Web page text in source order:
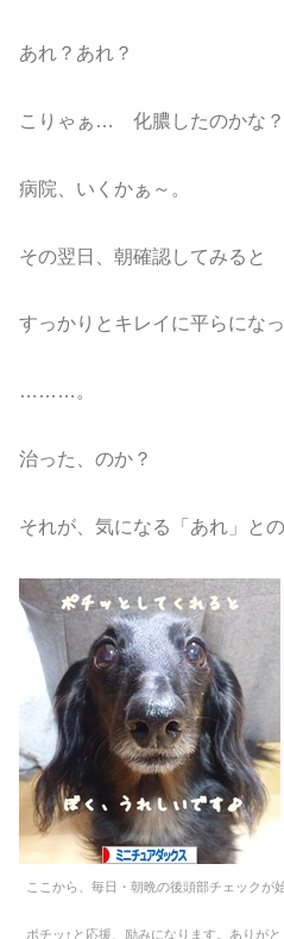
あれ？あれ？
こりゃぁ… 化膿したのかな？
病院、いくかぁ～。
その翌日、朝確認してみると
すっかりとキレイに平らになっ
………。
治った、のか？
それが、気になる「あれ」と
ここから、毎日・朝晩の後頭部チェックが
ポチッ↑と応援、励みになります。ありが